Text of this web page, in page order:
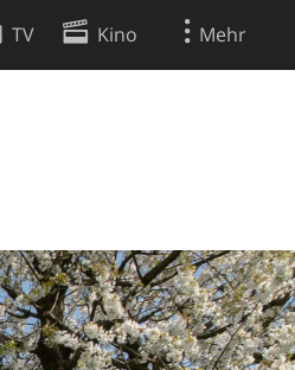
TV Kino Mehr